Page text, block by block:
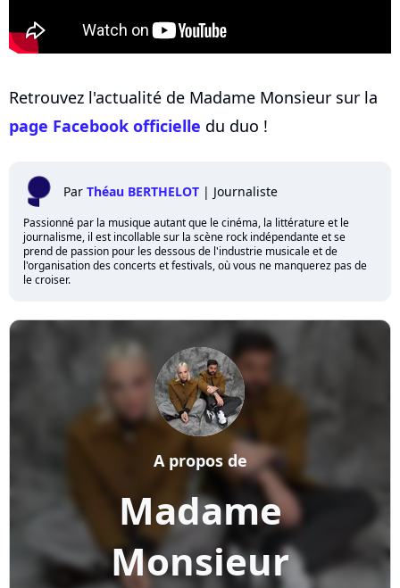
Retrouvez l'actualité de Madame Monsieur sur la
page Facebook officielle du duo !
Par Théau BERTHELOT | Journaliste
Passionné par la musique autant que le cinéma, la littérature et le
journalisme, il est incollable sur la scène rock indépendante et se
prend de passion pour les dessous de l'industrie musicale et de
l'organisation des concerts et festivals, où vous ne manquerez pas de
le croiser.
Madame
Monsieur
A propos de